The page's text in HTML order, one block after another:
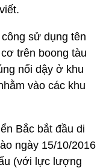
sử dụng tên
trên boong tàu
nổi dậy ở khu
vào các khu
Bắc bắt đầu di
ngày 15/10/2016
(với lực lượng